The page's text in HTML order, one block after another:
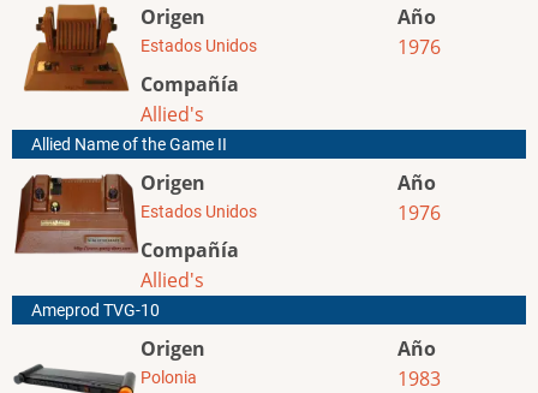
Origen
Estados Unidos
Compañía
Allied's
Año
1976
Allied Name of the Game II
Origen
Estados Unidos
Compañía
Allied's
Año
1976
Ameprod TVG-10
Origen
Polonia
Año
1983